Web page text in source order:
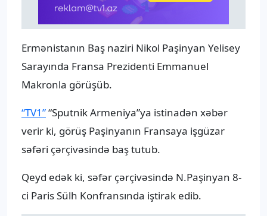
Ermənistanın Baş naziri Nikol Paşinyan Yelisey
Sarayında Fransa Prezidenti Emmanuel
Makronla görüşüb.
“TV1”“Sputnik Armeniya”ya istinadən xəbər
verir ki, görüş Paşinyanın Fransaya işgüzar
səfəri çərçivəsində baş tutub.
Qeyd edək ki, səfər çərçivəsində N.Paşinyan 8-
ci Paris Sülh Konfransında iştirak edib.